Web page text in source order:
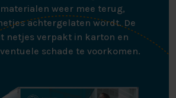
weer mee terug,
achtergelaten wordt. De
netjes verpakt in karton en
schade te voorkomen.